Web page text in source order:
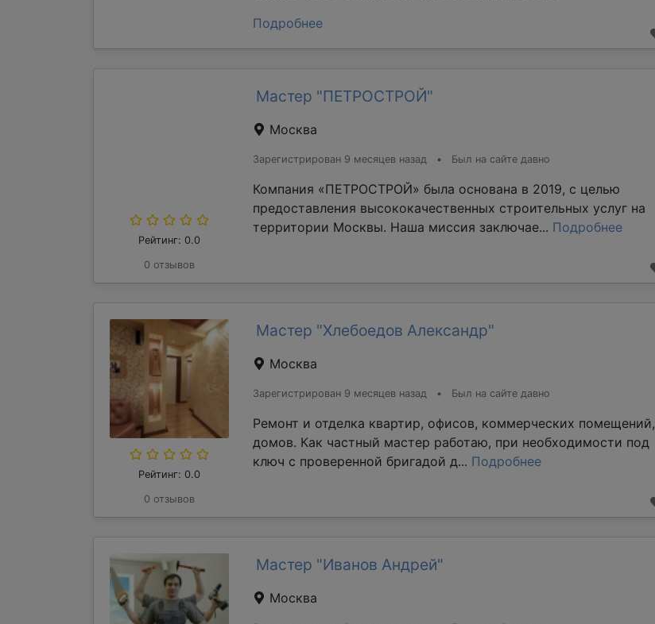
Подробнее
Рейтинг: 0.0
0 отзывов
Мастер "ПЕТРОСТРОЙ"
Москва
Зарегистрирован 9 месяцев назад • Был на сайте давно
Компания «ПЕТРОСТРОЙ» была основана в 2019, с целью
предоставления высококачественных строительных услуг на
территории Москвы. Наша миссия заключае... Подробнее
Рейтинг: 0.0
0 отзывов
Мастер "Хлебоедов Александр"
Москва
Зарегистрирован 9 месяцев назад • Был на сайте давно
Ремонт и отделка квартир, офисов, коммерческих помещений,
домов. Как частный мастер работаю, при необходимости под
ключ с проверенной бригадой д... Подробнее
Мастер "Иванов Андрей"
Москва